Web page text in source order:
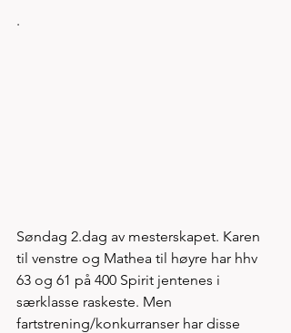
.
Søndag 2.dag av mesterskapet. Karen
til venstre og Mathea til høyre har hhv
63 og 61 på 400 Spirit jentenes i
særklasse raskeste. Men
fartstrening/konkurranser har disse